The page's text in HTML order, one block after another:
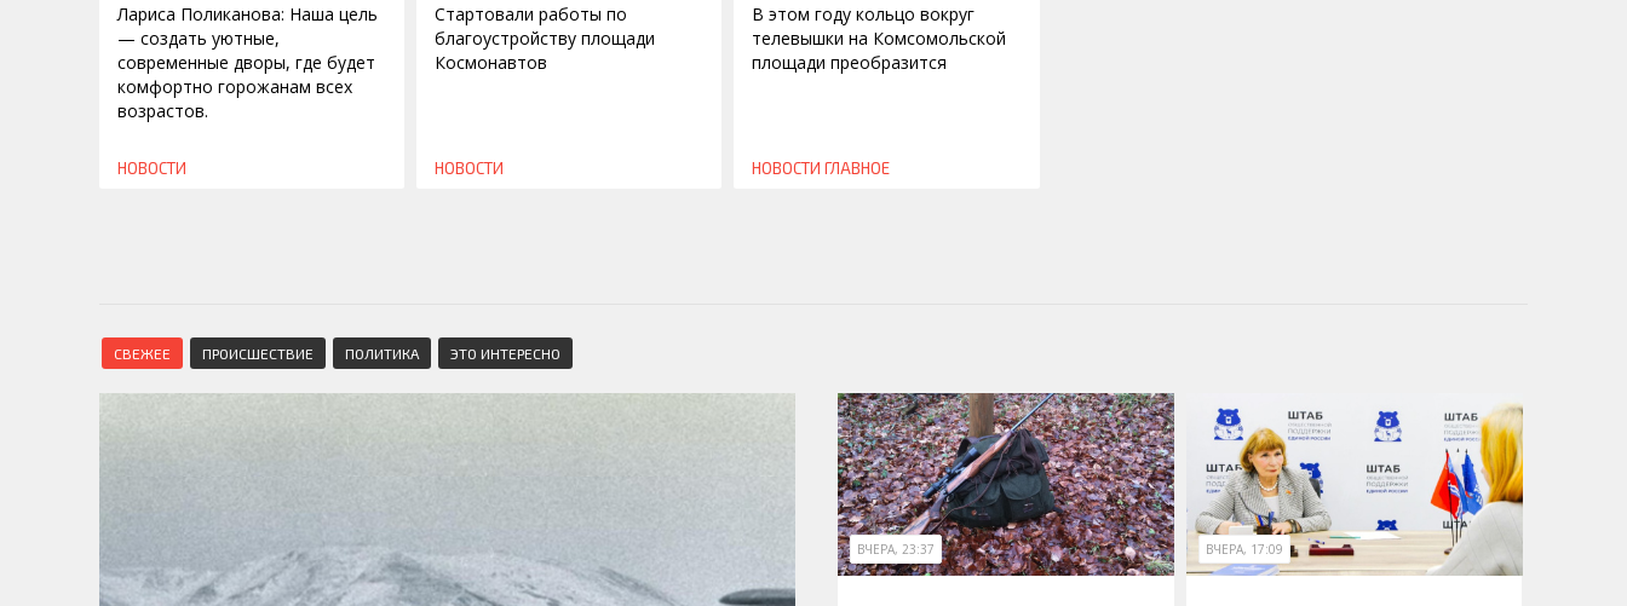
Лариса Поликанова: Наша цель
— создать уютные,
современные дворы, где будет
комфортно горожанам всех
возрастов.
НОВОСТИ
Стартовали работы по
благоустройству площади
Космонавтов
НОВОСТИ
В этом году кольцо вокруг
телевышки на Комсомольской
площади преобразится
НОВОСТИ ГЛАВНОЕ
СВЕЖЕЕ ПРОИСШЕСТВИЕ ПОЛИТИКА ЭТО ИНТЕРЕСНО
ВЧЕРА, 23:37 ВЧЕРА, 17:09